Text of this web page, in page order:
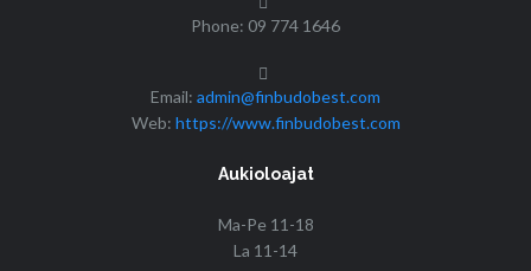
Phone: 09 774 1646
Email: admin@finbudobest.com
Web: https://www.finbudobest.com
Aukioloajat
Ma-Pe 11-18
La 11-14